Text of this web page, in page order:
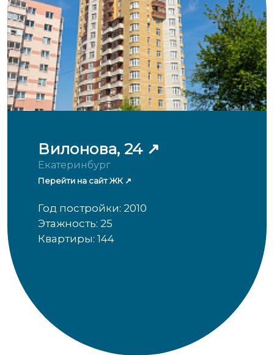
Вилонова, 24
Екатеринбург
Перейти на сайт ЖК
Год постройки: 2010
Этажность: 25
Квартиры: 144